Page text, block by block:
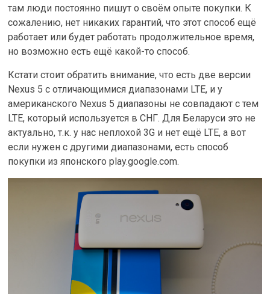
там люди постоянно пишут о своём опыте покупки. К
сожалению, нет никаких гарантий, что этот способ ещё
работает или будет работать продолжительное время,
но возможно есть ещё какой-то способ.
Кстати стоит обратить внимание, что есть две версии
Nexus 5 с отличающимися диапазонами LTE, и у
американского Nexus 5 диапазоны не совпадают с тем
LTE, который используется в СНГ. Для Беларуси это не
актуально, т.к. у нас неплохой 3G и нет ещё LTE, а вот
если нужен с другими диапазонами, есть способ
покупки из японского play.google.com.